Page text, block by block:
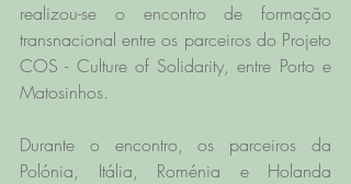
realizou-se o encontro de formação
transnacional entre os parceiros do Projeto
COS - Culture of Solidarity, entre Porto e
Matosinhos.
Durante o encontro, os parceiros da
Polónia, Itália, Roménia e Holanda